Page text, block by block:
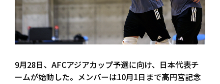
9月28日、AFCアジアカップ予選に向け、日本代表チ
ームが始動した。メンバーは10月1日まで高円宮記念